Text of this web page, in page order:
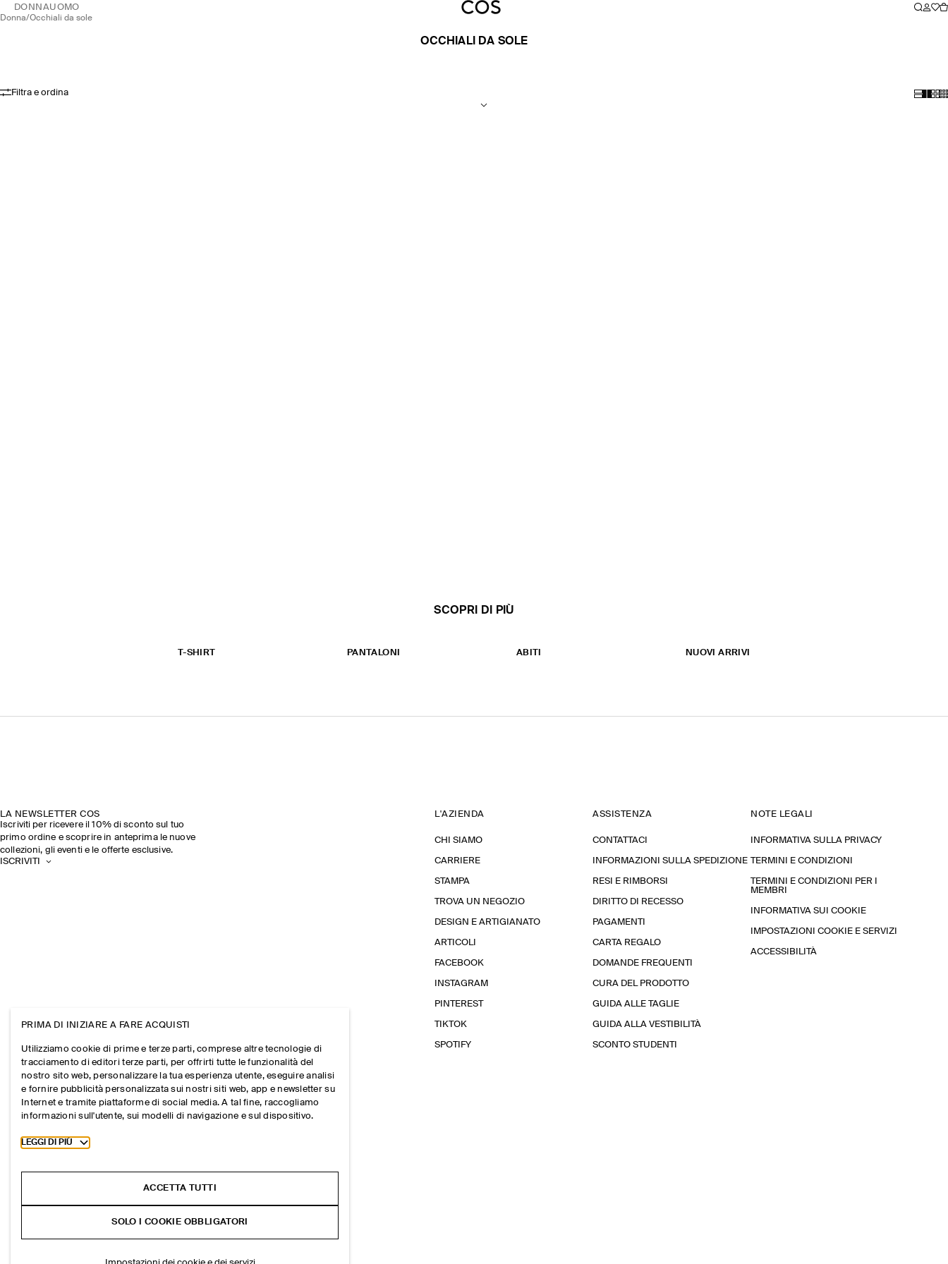
DONNAUOMO
donna/ occhiali da sole
OCCHIALI DA SOLE
Filtra e ordina
SCOPRI DI PIÙ
T-SHIRT PANTALONI ABITI NUOVI ARRIVI
LA NEWSLETTER COS
Iscriviti per ricevere il 10% di sconto sul tuo
primo ordine e scoprire in anteprima le nuove
collezioni, gli eventi e le offerte esclusive.
ISCRIVITI
L'AZIENDA
CHI SIAMO
CARRIERE
STAMPA
TROVA UN NEGOZIO
DESIGN E ARTIGIANATO
ARTICOLI
FACEBOOK
INSTAGRAM
PINTEREST
TIKTOK
SPOTIFY
ASSISTENZA
CONTATTACI
INFORMAZIONI SULLA SPEDIZIONE
RESI E RIMBORSI
DIRITTO DI RECESSO
PAGAMENTI
CARTA REGALO
DOMANDE FREQUENTI
CURA DEL PRODOTTO
GUIDA ALLE TAGLIE
GUIDA ALLA VESTIBILITÀ
SCONTO STUDENTI
NOTE LEGALI
INFORMATIVA SULLA PRIVACY
TERMINI E CONDIZIONI
TERMINI E CONDIZIONI PER I
MEMBRI
INFORMATIVA SUI COOKIE
IMPOSTAZIONI COOKIE E SERVIZI
ACCESSIBILITÀ
PRIMA DI INIZIARE A FARE ACQUISTI
Utilizziamo cookie di prime e terze parti, comprese altre tecnologie di
tracciamento di editori terze parti, per offrirti tutte le funzionalità del
nostro sito web, personalizzare la tua esperienza utente, eseguire analisi
e fornire pubblicità personalizzata sui nostri siti web, app e newsletter su
Internet e tramite piattaforme di social media. A tal fine, raccogliamo
informazioni sull'utente, sui modelli di navigazione e sul dispositivo.
Toggle more cookie information
LEGGI DI PIÙ
ACCETTA TUTTI
SOLO I COOKIE OBBLIGATORI